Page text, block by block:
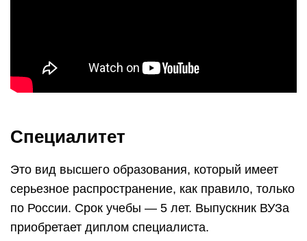
Специалитет
Это вид высшего образования, который имеет
серьезное распространение, как правило, только
по России. Срок учебы — 5 лет. Выпускник ВУЗа
приобретает диплом специалиста.